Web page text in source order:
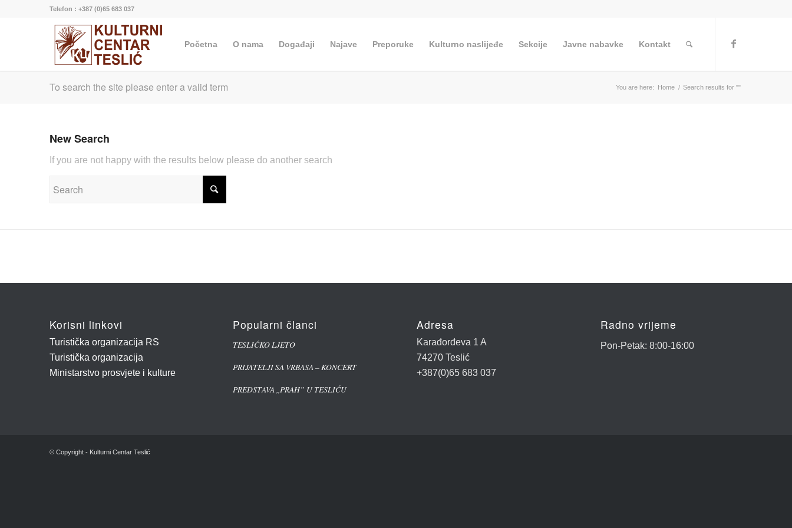
Telefon : +387 (0)65 683 037
Početna O nama Događaji Najave Preporuke Kulturno naslijeđe Sekcije Javne nabavke Kontakt
To search the site please enter a valid term You are here: Home / Search results for ""
New Search
If you are not happy with the results below please do another search
Korisni linkovi
Turistička organizacija RS
Turistička organizacija
Ministarstvo prosvjete i kulture
Popularni članci
TESLIĆKO LJETO
PRIJATELJI SA VRBASA – KONCERT
PREDSTAVA ,,PRAH” U TESLIĆU
Adresa
Karađorđeva 1 A
74270 Teslić
+387(0)65 683 037
Radno vrijeme
Pon-Petak: 8:00-16:00
© Copyright - Kulturni Centar Teslić